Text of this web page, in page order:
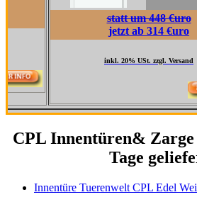
statt um 448 €uro
jetzt ab 314 €uro
inkl. 20% USt. zzgl. Versand
CPL Innentüren&
Tage
Innentüre Tuerenwelt CPL Edel